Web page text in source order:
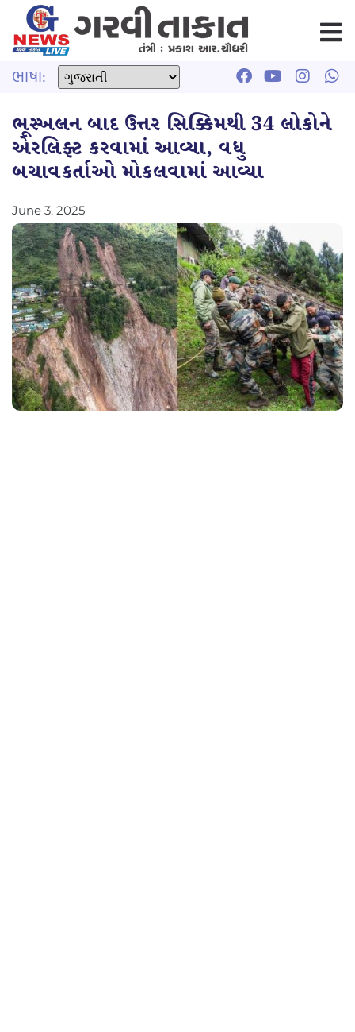
ભાષા:
ભૂસ્ખલન બાદ ઉત્તર સિક્કિમથી 34 લોકોને
એરલિફ્ટ કરવામાં આવ્યા, વધુ
બચાવકર્તાઓ મોકલવામાં આવ્યા
June 3, 2025